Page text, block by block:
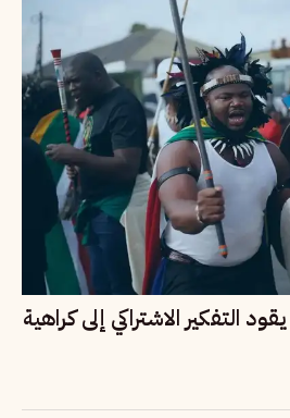
التفكير الاشتراكي إلى كراهية